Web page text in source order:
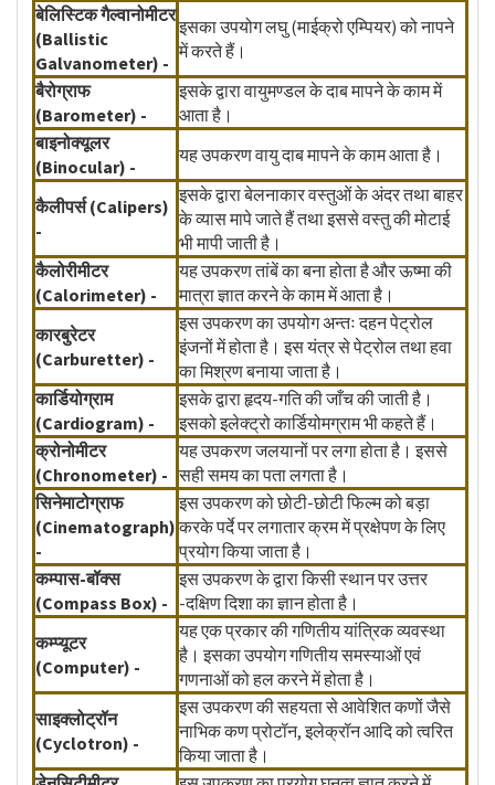
बेलिस्टिक गैल्वानोमीटर
(Ballistic
Galvanometer) -
इसका उपयोग लघु (माईक्रो एम्पियर) को नापने
में करते हैं।
बैरोग्राफ
(Barometer) -
इसके द्वारा वायुमण्डल के दाब मापने के काम में
आता है।
बाइनोक्यूलर
(Binocular) -
यह उपकरण वायु दाब मापने के काम आता है।
कैलीपर्स (Calipers)
-
इसके द्वारा बेलनाकार वस्तुओं के अंदर तथा बाहर
के व्यास मापे जाते हैं तथा इससे वस्तु की मोटाई
भी मापी जाती है।
कैलोरीमीटर
(Calorimeter) -
यह उपकरण तांबें का बना होता है और ऊष्मा की
मात्रा ज्ञात करने के काम में आता है।
कारबुरेटर
(Carburetter) -
इस उपकरण का उपयोग अन्तः दहन पेट्रोल
इंजनों में होता है। इस यंत्र से पेट्रोल तथा हवा
का मिश्रण बनाया जाता है।
कार्डियोग्राम
(Cardiogram) -
इसके द्वारा हृदय-गति की जाँच की जाती है।
इसको इलेक्ट्रो कार्डियोमग्राम भी कहते हैं।
क्रोनोमीटर
(Chronometer) -
यह उपकरण जलयानों पर लगा होता है। इससे
सही समय का पता लगता है।
सिनेमाटोग्राफ
(Cinematograph)
-
इस उपकरण को छोटी-छोटी फिल्म को बड़ा
करके पर्दे पर लगातार क्रम में प्रक्षेपण के लिए
प्रयोग किया जाता है।
कम्पास-बॉक्स
(Compass Box) -
इस उपकरण के द्वारा किसी स्थान पर उत्तर
-दक्षिण दिशा का ज्ञान होता है।
कम्प्यूटर
(Computer) -
यह एक प्रकार की गणितीय यांत्रिक व्यवस्था
है। इसका उपयोग गणितीय समस्याओं एवं
गणनाओं को हल करने में होता है।
साइक्लोट्रॉन
(Cyclotron) -
इस उपकरण की सहयता से आवेशित कणों जैसे
नाभिक कण प्रोटॉन, इलेक्रॉन आदि को त्वरित
किया जाता है।